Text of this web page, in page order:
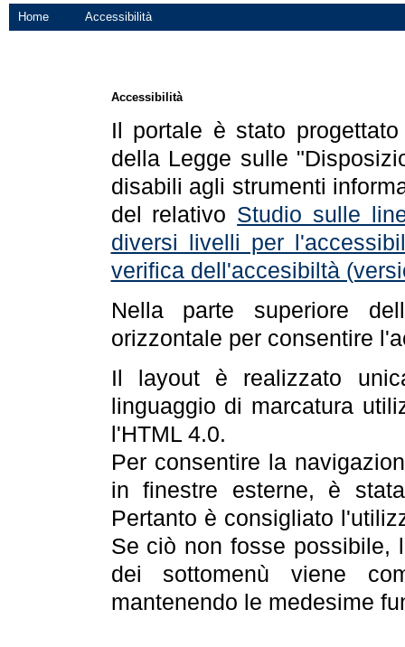
Home Accessibilità
Accessibilità
Il portale è stato
della Legge sulle
disabili agli strumenti
del relativo Studio sulle
diversi livelli per
verifica dell'accesibiltà
Nella parte superiore
orizzontale per consentire
Il layout è realizzato
linguaggio di marcatura
l'HTML 4.0.
Per consentire la
in finestre esterne, è
Pertanto è consigliato
Se ciò non fosse possibile,
dei sottomenù viene
mantenendo le medesime